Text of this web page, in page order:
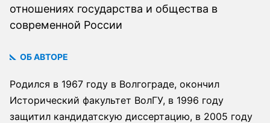
отношениях государства и общества в
современной России
ОБ АВТОРЕ
Родился в 1967 году в Волгограде, окончил
Исторический факультет ВолГУ, в 1996 году
защитил кандидатскую диссертацию, в 2005 году